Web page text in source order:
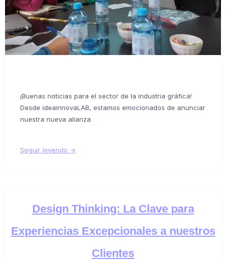
¡Buenas noticias para el sector de la industria gráfica!
Desde ideainnovaLAB, estamos emocionados de anunciar
nuestra nueva alianza
Seguir leyendo →
Design Thinking: La Clave para
Experiencias Excepcionales a nuestros
Clientes